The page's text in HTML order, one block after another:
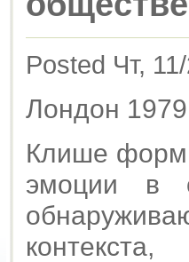
Posted Чт,
Лондон 1979
Клише
эмоции в